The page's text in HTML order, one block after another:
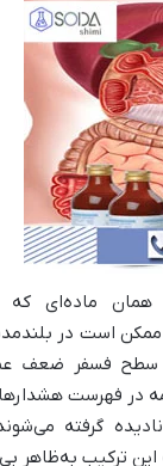
همان ماده‌ای
است در
سطح فسفر ضعف
در فهرست
نادیده گرفته
ترکیب به‌ظاهر